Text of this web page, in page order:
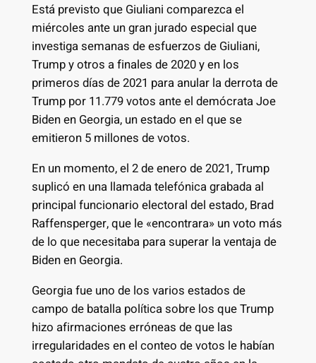
Está previsto que Giuliani comparezca el
miércoles ante un gran jurado especial que
investiga semanas de esfuerzos de Giuliani,
Trump y otros a finales de 2020 y en los
primeros días de 2021 para anular la derrota de
Trump por 11.779 votos ante el demócrata Joe
Biden en Georgia, un estado en el que se
emitieron 5 millones de votos.
En un momento, el 2 de enero de 2021, Trump
suplicó en una llamada telefónica grabada al
principal funcionario electoral del estado, Brad
Raffensperger, que le «encontrara» un voto más
de lo que necesitaba para superar la ventaja de
Biden en Georgia.
Georgia fue uno de los varios estados de
campo de batalla política sobre los que Trump
hizo afirmaciones erróneas de que las
irregularidades en el conteo de votos le habían